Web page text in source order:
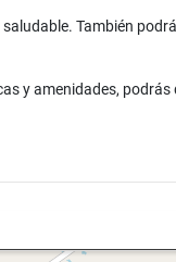
También
y amenidades,